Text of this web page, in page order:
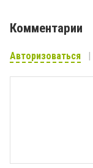
Комментарии
Авторизоваться